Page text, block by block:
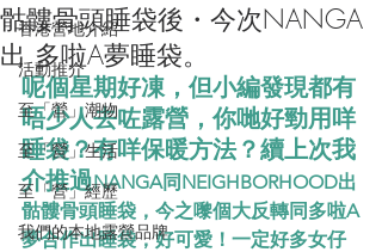
香港營地介紹
活動推介
至「營」潮物
至「營」生活
至「營」經歷
我們的本地露營品牌
骷髏骨頭睡袋後・今次NANGA
出 多啦A夢睡袋。
呢個星期好凍，但小編發現都有
唔少人去咗露營，你哋好勁用咩
睡袋？有咩保暖方法？續上次我
介推過NANGA同NEIGHBORHOOD出
骷髏骨頭睡袋，今之嚟個大反轉同多啦A
夢合作出睡袋，好可愛！一定好多女仔